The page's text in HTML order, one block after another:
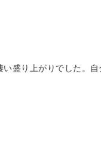
盛り上がりでした。